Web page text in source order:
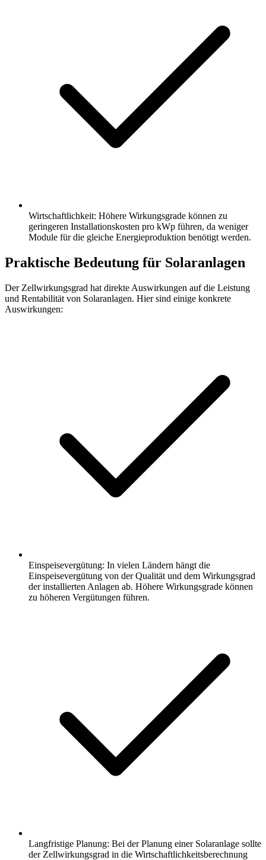
Wirtschaftlichkeit: Höhere Wirkungsgrade können zu
geringeren Installationskosten pro kWp führen, da weniger
Module für die gleiche Energieproduktion benötigt werden.
Praktische Bedeutung für Solaranlagen
Der Zellwirkungsgrad hat direkte Auswirkungen auf die Leistung
und Rentabilität von Solaranlagen. Hier sind einige konkrete
Auswirkungen:
Einspeisevergütung: In vielen Ländern hängt die
Einspeisevergütung von der Qualität und dem Wirkungsgrad
der installierten Anlagen ab. Höhere Wirkungsgrade können
zu höheren Vergütungen führen.
Langfristige Planung: Bei der Planung einer Solaranlage sollte
der Zellwirkungsgrad in die Wirtschaftlichkeitsberechnung